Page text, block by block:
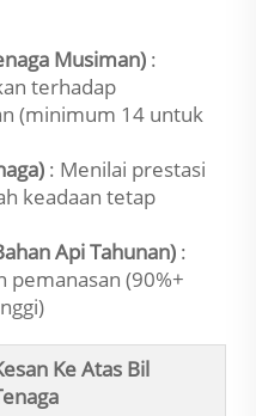
Musiman) :
terhadap
(minimum 14 untuk
: Menilai prestasi
keadaan tetap
Api Tahunan) :
(90%+
Ke Atas Bil